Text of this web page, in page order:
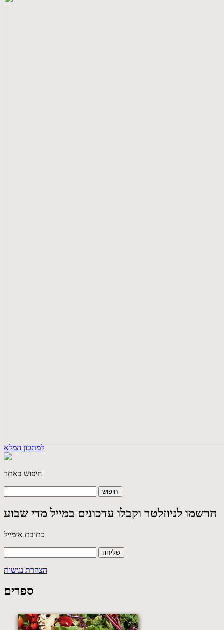
למתכון המלא
חיפוש באתר
הרשמו לניוזלטר וקבלו עדכונים במייל מדי שבוע
כתובת אימייל
הצהרת נגישות
ספרים